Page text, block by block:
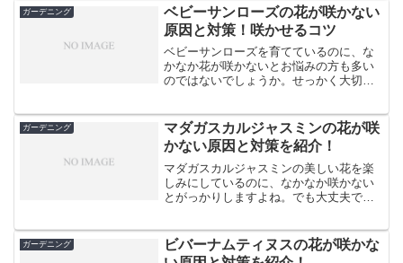
取ることで、美しい花を咲かせることが
できるのです。この記事で...
ガーデニング
ベビーサンローズの花が咲かない
原因と対策！咲かせるコツ
ベビーサンローズを育てているのに、な
かなか花が咲かないとお悩みの方も多い
のではないでしょうか。せっかく大切に
安心ください。ベビーサンローズの花が
咲かない原因はいくつかあ...
ガーデニング
マダガスカルジャスミンの花が咲
かない原因と対策を紹介！
マダガスカルジャスミンの美しい花を楽
しみにしているのに、なかなか咲かない
とがっかりしますよね。でも大丈夫で
せるためのコツをご紹介します。剪定や
日当たり、水やり、肥料など...
ガーデニング
ビバーナムティヌスの花が咲かな